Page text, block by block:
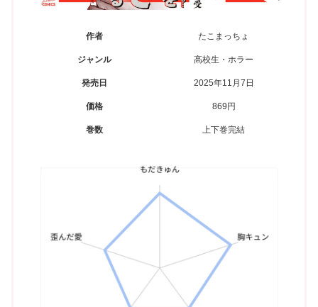
作者 たこまっちょ
ジャンル 高校生・ホラー
発売日 2025年11月7日
価格 869円
巻数 上下巻完結